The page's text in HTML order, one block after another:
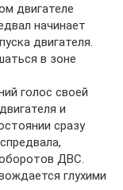
двигателе
начинает
двигателя.
в зоне
голос своей
и
сразу
ДВС.
глухими